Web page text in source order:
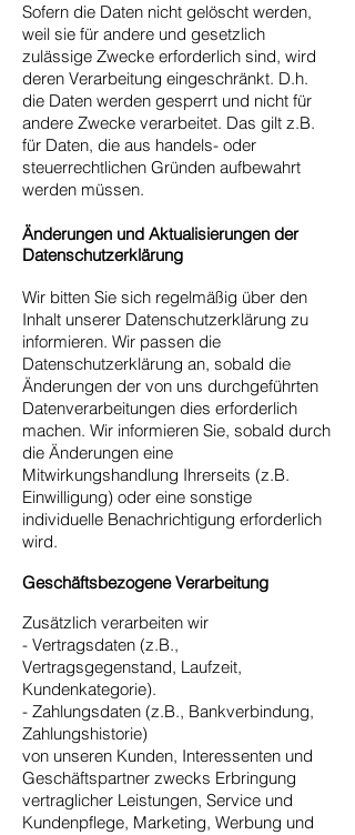
Sofern die Daten nicht gelöscht werden,
weil sie für andere und gesetzlich
zulässige Zwecke erforderlich sind, wird
deren Verarbeitung eingeschränkt. D.h.
die Daten werden gesperrt und nicht für
andere Zwecke verarbeitet. Das gilt z.B.
für Daten, die aus handels- oder
steuerrechtlichen Gründen aufbewahrt
werden müssen.
Änderungen und Aktualisierungen der
Datenschutzerklärung
Wir bitten Sie sich regelmäßig über den
Inhalt unserer Datenschutzerklärung zu
informieren. Wir passen die
Datenschutzerklärung an, sobald die
Änderungen der von uns durchgeführten
Datenverarbeitungen dies erforderlich
machen. Wir informieren Sie, sobald durch
die Änderungen eine
Mitwirkungshandlung Ihrerseits (z.B.
Einwilligung) oder eine sonstige
individuelle Benachrichtigung erforderlich
wird.
Geschäftsbezogene Verarbeitung
Zusätzlich verarbeiten wir
- Vertragsdaten (z.B.,
Vertragsgegenstand, Laufzeit,
Kundenkategorie).
- Zahlungsdaten (z.B., Bankverbindung,
Zahlungshistorie)
von unseren Kunden, Interessenten und
Geschäftspartner zwecks Erbringung
vertraglicher Leistungen, Service und
Kundenpflege, Marketing, Werbung und